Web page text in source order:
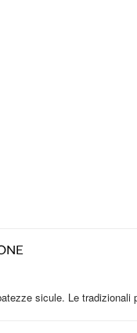
sicule. Le